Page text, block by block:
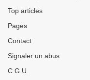
Top articles
Pages
Contact
Signaler un abus
C.G.U.